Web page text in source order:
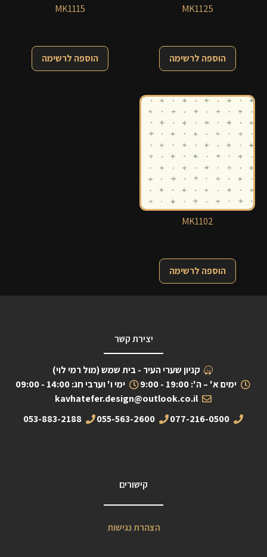
MK1125
הוספה לרשימה
MK1115
הוספה לרשימה
MK1102
הוספה לרשימה
יצירת קשר
קניון שערי העיר - בית שמש (מול רמי לוי)
ימים א' – ה': 19:00 - 9:00
ימי ו' וערבי חג: 14:00 - 09:00
kavhatefer.design@outlook.co.il
077-216-0500
055-563-2600
053-883-2188
קישורים
הצהרת נגישות